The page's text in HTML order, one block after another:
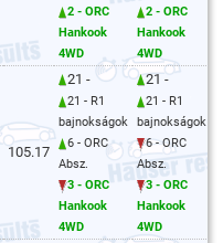
2 - ORC
Hankook
4WD
2 - ORC
Hankook
4WD
105.17
21 -
21 - R1
bajnokságok
6 - ORC
Absz.
3 - ORC
Hankook
4WD
21 -
21 - R1
bajnokságok
6 - ORC
Absz.
3 - ORC
Hankook
4WD